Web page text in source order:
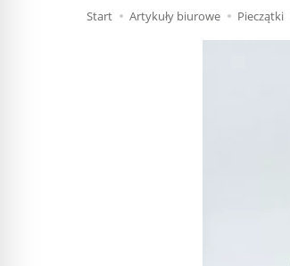
Start Artykuły biurowe Pieczątki